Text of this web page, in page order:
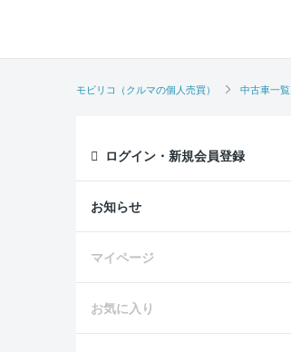
モビリコ（クルマの個人売買） 中古車一覧
ログイン・新規会員登録
お知らせ
マイページ
お気に入り